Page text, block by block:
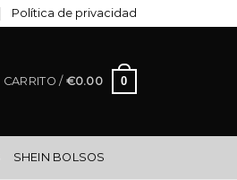
Política de privacidad
CARRITO / €0.00 0
SHEIN BOLSOS